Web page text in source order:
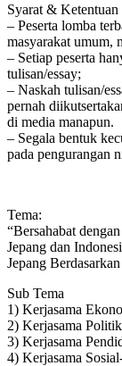
Syarat & Ketentuan
– Peserta lomba
masyarakat umum,
– Setiap peserta
tulisan/essay;
– Naskah tulisan/
pernah
di media manapun.
– Segala bentuk
pada pengurangan
Tema:
“Bersahabat
Jepang dan
Jepang
Sub Tema
1) Kerjasama
2) Kerjasama
3) Kerjasama
4) Kerjasama